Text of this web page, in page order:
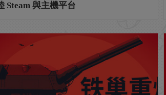
Steam 與主機平台